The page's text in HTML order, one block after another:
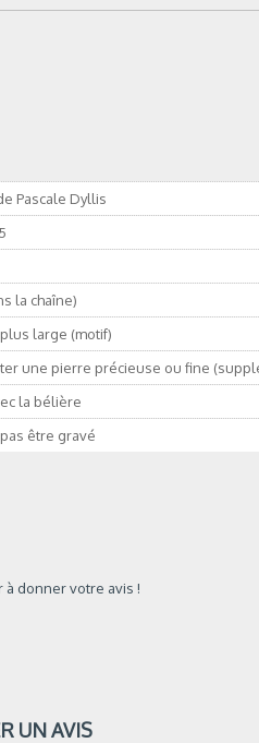
Pascale Dyllis
la chaîne)
large (motif)
une pierre précieuse ou fine
la bélière
être gravé
à donner votre avis !
UN AVIS